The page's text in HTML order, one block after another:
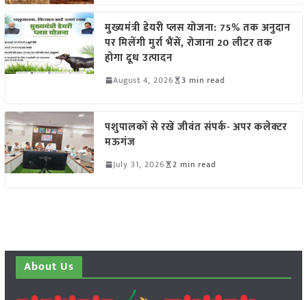
मुख्यमंत्री डेयरी प्लस योजना: 75% तक अनुदान
पर मिलेंगी मुर्रा भैंसें, रोजाना 20 लीटर तक
होगा दूध उत्पादन
August 4, 2026 3 min read
पशुपालकों से रखें जीवंत संपर्क- अपर कलेक्टर
मऊगंज
July 31, 2026 2 min read
About Us